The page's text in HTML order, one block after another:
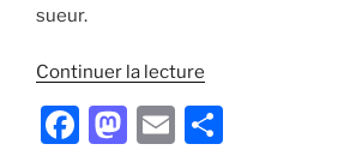
sueur.
Continuer la lecture
Terre
F
M E